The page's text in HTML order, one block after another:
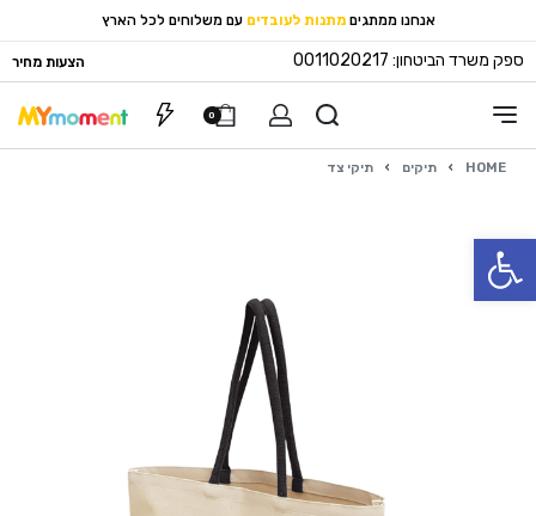
פתח סרגל נגישות
אנחנו ממתגים מתנות לעובדים עם משלוחים לכל הארץ
ספק משרד הביטחון: 0011020217 הצעות מחיר
0
HOME
› תיקים › תיקי צד